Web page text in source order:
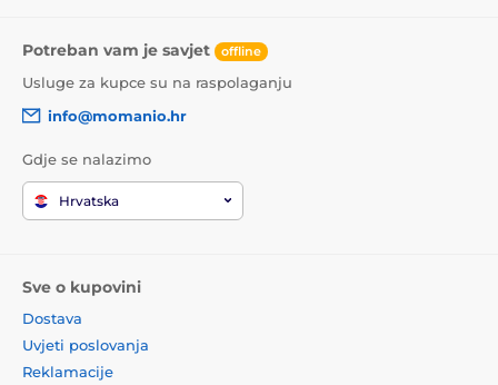
Potreban vam je savjet offline
Usluge za kupce su na raspolaganju
info@momanio.hr
Gdje se nalazimo
Hrvatska
Sve o kupovini
Dostava
Uvjeti poslovanja
Reklamacije